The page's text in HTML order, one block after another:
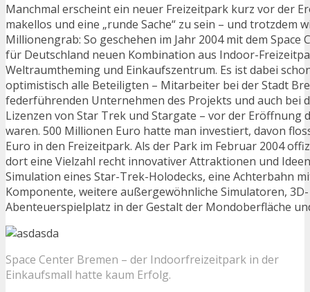
Manchmal erscheint ein neuer Freizeitpark kurz vor der
makellos und eine „runde Sache“ zu sein – und trotzdem
Millionengrab: So geschehen im Jahr 2004 mit dem Space
für Deutschland neuen Kombination aus Indoor-
Weltraumtheming und Einkaufszentrum. Es ist dabei
optimistisch alle Beteiligten – Mitarbeiter bei der Stadt
federführenden Unternehmen des Projekts und auch bei
Lizenzen von Star Trek und Stargate – vor der Eröffnung
waren. 500 Millionen Euro hatte man investiert, davon
Euro in den Freizeitpark. Als der Park im Februar 2004
dort eine Vielzahl recht innovativer Attraktionen und
Simulation eines Star-Trek-Holodecks, eine Achterbahn
Komponente, weitere außergewöhnliche Simulatoren,
Abenteuerspielplatz in der Gestalt der Mondoberfläche
Space Center Bremen – der Indoorfreizeitpark in der
Einkaufsmall hatte kaum Erfolg.